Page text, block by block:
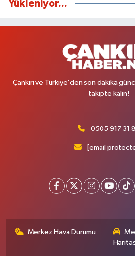
Yükleniyor...
Çankırı ve Türkiye'den son dakika
takipte kalın!
0505 917 31
[email
Merkez Hava Durumu